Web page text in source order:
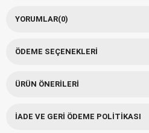
YORUMLAR(0)
ÖDEME SEÇENEKLERI
ÜRÜN ÖNERILERI
İADE VE GERI ÖDEME POLITIKASI